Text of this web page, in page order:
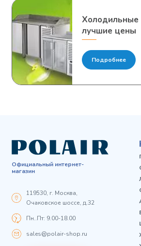
Холодильные
лучшие цены
Подробнее
Официальный интернет-
магазин
119530, г. Москва,
Очаковское шоссе, д.32
Пн..Пт: 9.00-18.00
sales@polair-shop.ru